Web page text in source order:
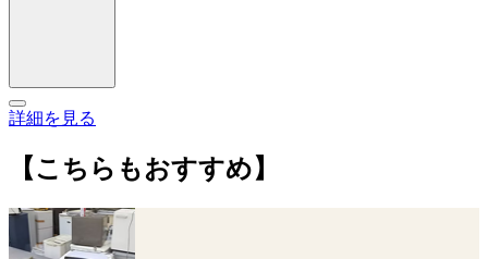
詳細を見る
【こちらもおすすめ】